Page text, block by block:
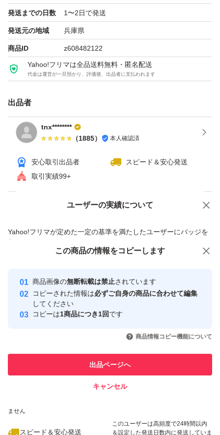
発送までの日数 1〜2日で発送
発送元の地域 兵庫県
商品ID z608482122
Yahoo!フリマは全品送料無料・匿名配送
代金は運営が一旦預かり、評価後、出品者に支払われます
出品者
tnx********
（1885） 本人確認済
安心取引出品者
スピード＆安心発送
取引実績99+
ユーザーの実績について
Yahoo!フリマが定めた一定の基準を満たしたユーザーにバッジを
付与しています
安心取引出品者
心・安全なユーザーです
取引実績
引を完了させた実績があります
での取引実績があります
ません
スピード＆安心発送
このユーザーは高頻度で24時間以内
＆設定した発送日数内に発送していま
価格の相談 商品への質問
この商品の情報をコピーします
商品画像の無断転載は禁止されています
コピーされた情報は必ずご自身の商品に合わせて編集
してください
コピーは1商品につき1回です
商品情報コピー機能について
出品ページへ
キャンセル
この商品をみている人にオススメ